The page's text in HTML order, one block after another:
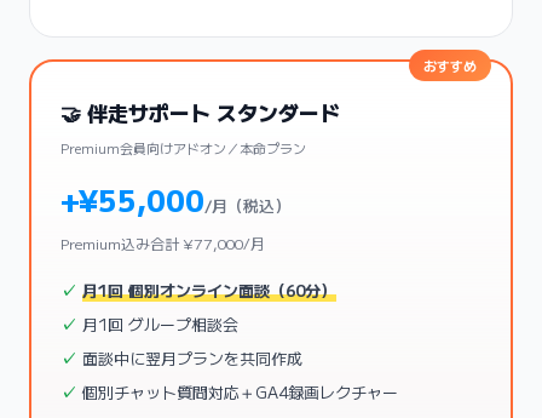
🤝 伴走サポート スタンダード
Premium会員向けアドオン／本命プラン
+¥55,000/月（税込）
Premium込み合計 ¥77,000/月
月1回 個別オンライン面談（60分）
月1回 グループ相談会
面談中に翌月プランを共同作成
個別チャット質問対応＋GA4録画レクチャー